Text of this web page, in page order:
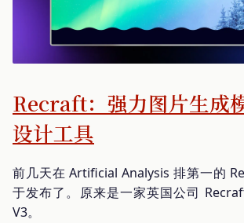
Recraft：强力图片生成
设计工具
前几天在 Artificial Analysis 排第一的
于发布了。原来是一家英国公司
V3。